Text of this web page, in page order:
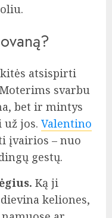
atsispirti
svarbu
bet ir mintys
už jos. Valentino
įvairios – nuo
gestų.
Ką ji
keliones,